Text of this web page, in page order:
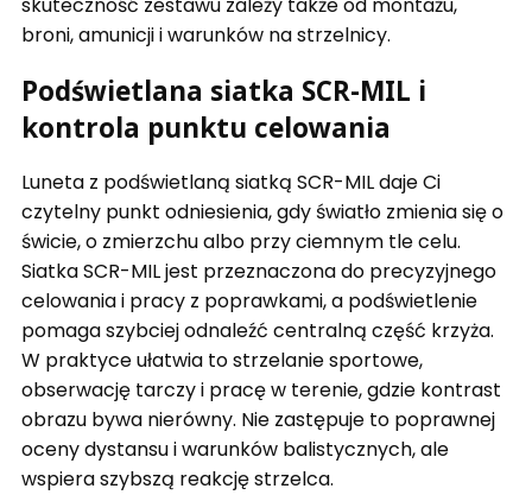
broni, amunicji i warunków na strzelnicy.
Podświetlana siatka SCR-MIL i
kontrola punktu celowania
Luneta z podświetlaną siatką SCR-MIL daje Ci
czytelny punkt odniesienia, gdy światło zmienia się o
świcie, o zmierzchu albo przy ciemnym tle celu.
Siatka SCR-MIL jest przeznaczona do precyzyjnego
celowania i pracy z poprawkami, a podświetlenie
pomaga szybciej odnaleźć centralną część krzyża.
W praktyce ułatwia to strzelanie sportowe,
obserwację tarczy i pracę w terenie, gdzie kontrast
obrazu bywa nierówny. Nie zastępuje to poprawnej
oceny dystansu i warunków balistycznych, ale
wspiera szybszą reakcję strzelca.